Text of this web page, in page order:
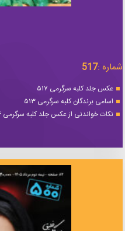
شماره :517
عکس جلد کلبه سرگرمی ۵۱۷
اسامی برندگان کلبه سرگرمی ۵۱۳
نکات خواندنی از عکس جلد کلبه سرگرمی ۵۱۶